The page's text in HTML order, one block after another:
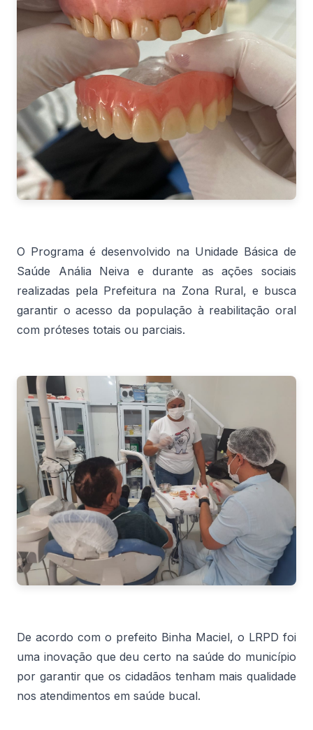
O Programa é desenvolvido na Unidade Básica de
Saúde Anália Neiva e durante as ações sociais
realizadas pela Prefeitura na Zona Rural, e busca
garantir o acesso da população à reabilitação oral
com próteses totais ou parciais.
De acordo com o prefeito Binha Maciel, o LRPD foi
uma inovação que deu certo na saúde do município
por garantir que os cidadãos tenham mais qualidade
nos atendimentos em saúde bucal.